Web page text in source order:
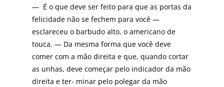
— É o que deve ser feito para que as portas da
felicidade não se fechem para você —
esclareceu o barbudo alto, o americano de
touca. — Da mesma forma que você deve
comer com a mão direita e que, quando cortar
as unhas, deve começar pelo indicador da mão
direita e ter- minar pelo polegar da mão